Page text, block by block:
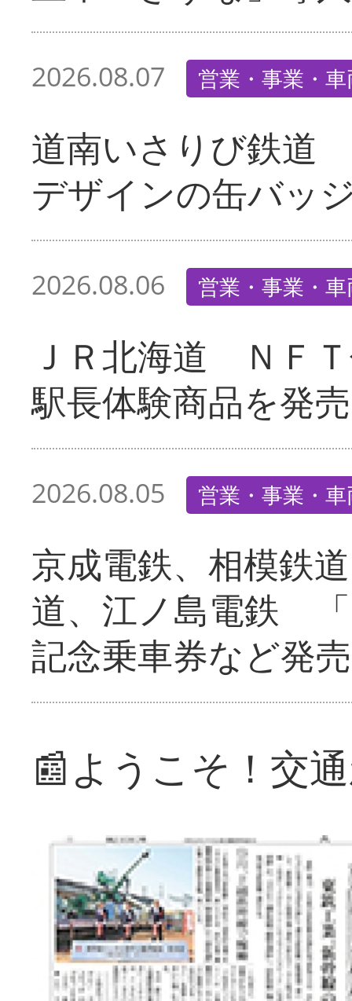
2026.08.07 営業・事業・
道南いさりび鉄道
デザインの缶バッ
2026.08.06 営業・事業・
ＪＲ北海道 ＮＦ
駅長体験商品を発売
2026.08.05 営業・事業・
京成電鉄、相模鉄
道、江ノ島電鉄
記念乗車券など発売
📰ようこそ！交